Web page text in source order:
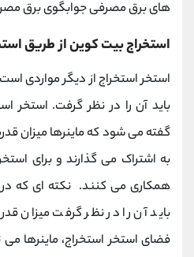
های برق مصرفی جوابگوی برق
استخراج بیت کوین از طریق
استخر استخراج از دیگر مواردی
باید آن را در نظر گرفت. استخر
گفته می شود که ماینرها میزان
به اشتراک می گذارند و برای
همکاری می کنند. نکته ای که
باید آن را در نظر گرفت میزان
فضای استخر استخراج، ماینرها می